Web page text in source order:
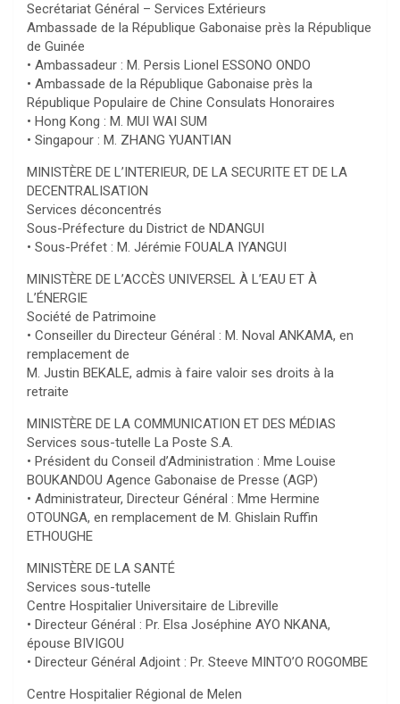
Secrétariat Général – Services Extérieurs
Ambassade de la République Gabonaise près la République
de Guinée
• Ambassadeur : M. Persis Lionel ESSONO ONDO
• Ambassade de la République Gabonaise près la
République Populaire de Chine Consulats Honoraires
• Hong Kong : M. MUI WAI SUM
• Singapour : M. ZHANG YUANTIAN
MINISTÈRE DE L’INTERIEUR, DE LA SECURITE ET DE LA
DECENTRALISATION
Services déconcentrés
Sous-Préfecture du District de NDANGUI
• Sous-Préfet : M. Jérémie FOUALA IYANGUI
MINISTÈRE DE L’ACCÈS UNIVERSEL À L’EAU ET À
L’ÉNERGIE
Société de Patrimoine
• Conseiller du Directeur Général : M. Noval ANKAMA, en
remplacement de
M. Justin BEKALE, admis à faire valoir ses droits à la
retraite
MINISTÈRE DE LA COMMUNICATION ET DES MÉDIAS
Services sous-tutelle La Poste S.A.
• Président du Conseil d’Administration : Mme Louise
BOUKANDOU Agence Gabonaise de Presse (AGP)
• Administrateur, Directeur Général : Mme Hermine
OTOUNGA, en remplacement de M. Ghislain Ruffin
ETHOUGHE
MINISTÈRE DE LA SANTÉ
Services sous-tutelle
Centre Hospitalier Universitaire de Libreville
• Directeur Général : Pr. Elsa Joséphine AYO NKANA,
épouse BIVIGOU
• Directeur Général Adjoint : Pr. Steeve MINTO’O ROGOMBE
Centre Hospitalier Régional de Melen